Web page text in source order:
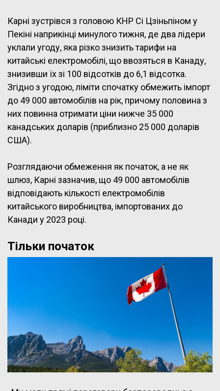
Карні зустрівся з головою КНР Сі Цзіньпіном у
Пекіні наприкінці минулого тижня, де два лідери
уклали угоду, яка різко знизить тарифи на
китайські електромобілі, що ввозяться в Канаду,
знизивши їх зі 100 відсотків до 6,1 відсотка.
Згідно з угодою, ліміти спочатку обмежить імпорт
до 49 000 автомобілів на рік, причому половина з
них повинна отримати ціни нижче 35 000
канадських доларів (приблизно 25 000 доларів
США).
Розглядаючи обмеження як початок, а не як
шлюз, Карні зазначив, що 49 000 автомобілів
відповідають кількості електромобілів
китайського виробництва, імпортованих до
Канади у 2023 році.
Тільки початок